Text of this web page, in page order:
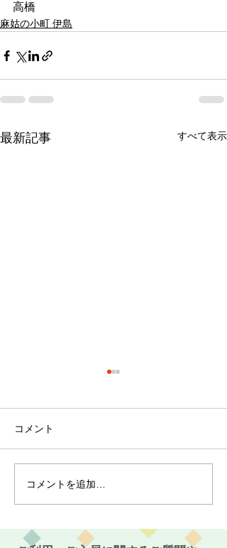
高橋
麻姑の小町 伊島
最新記事 すべて表示
最近のブーム〜小規模多
機能ホーム麻姑の小町伊
コメント
コメントを追加…